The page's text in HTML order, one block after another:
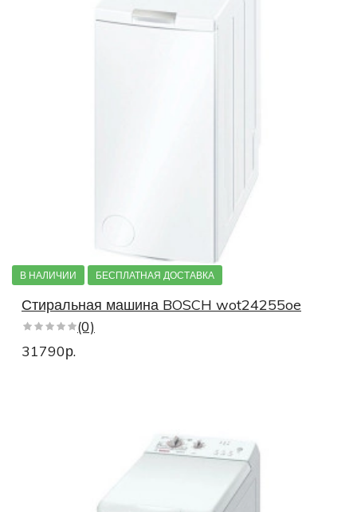
В НАЛИЧИИ БЕСПЛАТНАЯ ДОСТАВКА
Стиральная машина BOSCH wot24255oe
(0)
31790р.